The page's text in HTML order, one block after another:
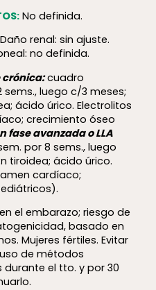
No definida.
renal: sin ajuste.
no definida.
crónica:cuadro
luego c/3 meses;
ácido úrico. Electrolitos
crecimiento óseo
fase avanzada o LLA
por 8 sems., luego
tiroidea; ácido úrico.
cardíaco;
el embarazo; riesgo de
basado en
Mujeres fértiles. Evitar
de métodos
el tto. y por 30